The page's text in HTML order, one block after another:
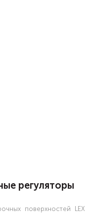
регуляторы
поверхностей LEX